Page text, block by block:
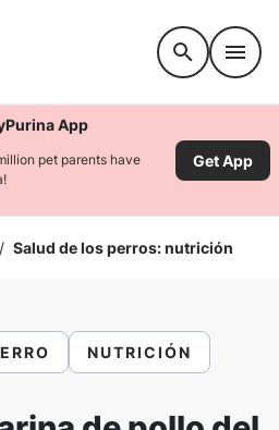
App
pet parents have
Get App
/ Salud de los perros: nutrición
NUTRICIÓN